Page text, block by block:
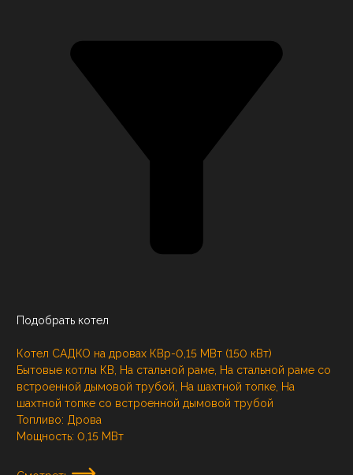
Подобрать котел
Котел САДКО на дровах КВр-0,15 МВт (150 кВт)
Бытовые котлы КВ, На стальной раме, На стальной раме со
встроенной дымовой трубой, На шахтной топке, На
шахтной топке со встроенной дымовой трубой
Топливо: Дрова
Мощность: 0,15 МВт